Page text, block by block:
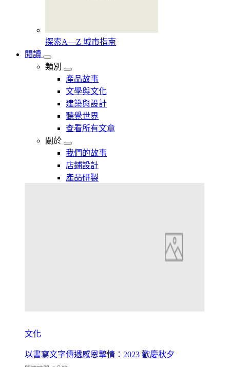
探索A—Z 城市指南
閱讀
類別
產品故事
文學與文化
建築與設計
聽覺世界
查看所有文章
關於
我們的故事
店鋪設計
產品研製
文化
以書寫文字傳遞感恩摯情：2023 歡慶秋夕